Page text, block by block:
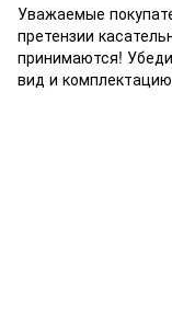
Уважаемые
претензии
принимаются!
вид и